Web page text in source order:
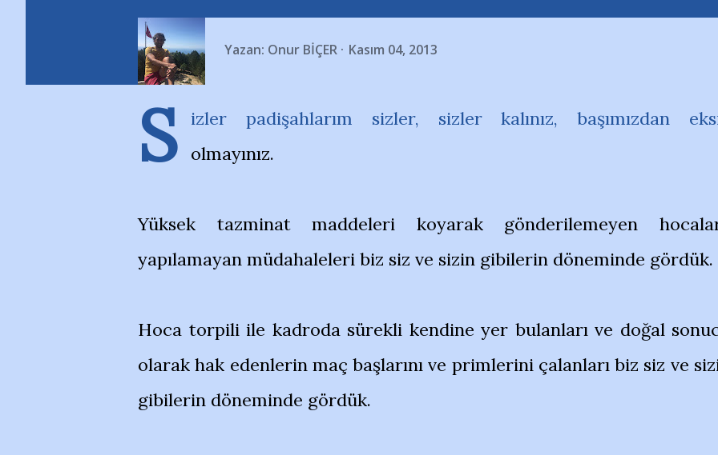
Yazan: Onur BİÇER Kasım 04, 2013
S
izler padişahlarım sizler, sizler kalınız, başımızdan
olmayınız.
Yüksek tazminat maddeleri koyarak gönderilemeyen
yapılamayan müdahaleleri biz siz ve sizin gibilerin döneminde gördük.
Hoca torpili ile kadroda sürekli kendine yer bulanları ve doğal
olarak hak edenlerin maç başlarını ve primlerini çalanları biz siz ve
gibilerin döneminde gördük.